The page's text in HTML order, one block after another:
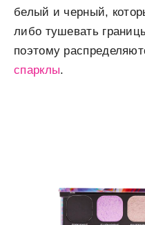
белый и черный,
либо тушевать
поэтому
спарклы.